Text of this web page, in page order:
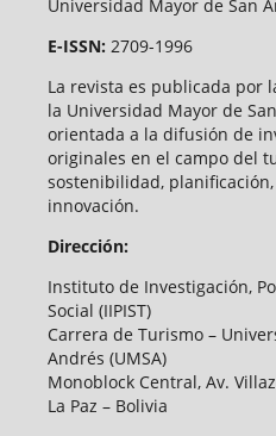
Universidad Mayor de San
E-ISSN: 2709-1996
La revista es publicada por
la Universidad Mayor de
orientada a la difusión de
originales en el campo del
sostenibilidad,
innovación.
Dirección:
Instituto de Investigación,
Social (IIPIST)
Carrera de Turismo –
Andrés (UMSA)
Monoblock Central, Av.
La Paz – Bolivia